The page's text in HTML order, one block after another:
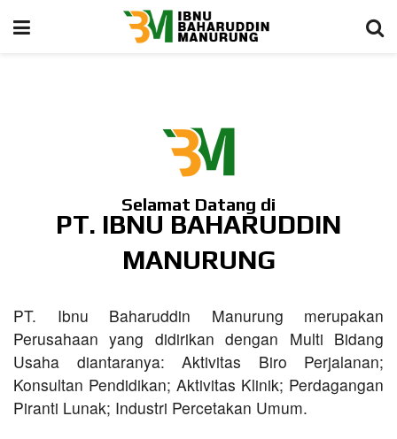
Selamat Datang di
PT. IBNU BAHARUDDIN
MANURUNG
PT. Ibnu Baharuddin Manurung merupakan
Perusahaan yang didirikan dengan Multi Bidang
Usaha diantaranya: Aktivitas Biro Perjalanan;
Konsultan Pendidikan; Aktivitas Klinik; Perdagangan
Piranti Lunak; Industri Percetakan Umum.